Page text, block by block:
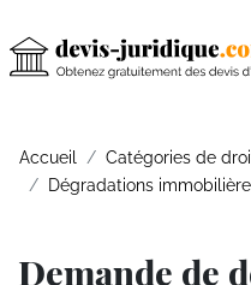
Accueil Catégories de
Dégradations
Demande de